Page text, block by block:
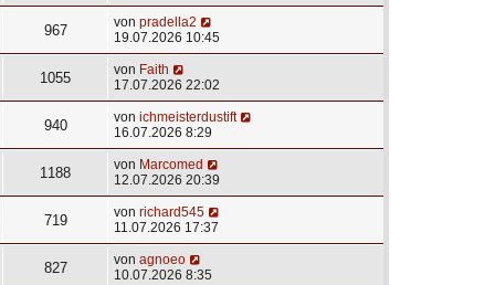
967 von pradella2
19.07.2026 10:45
1055 von Faith
17.07.2026 22:02
940 von ichmeisterdustift
16.07.2026 8:29
1188 von Marcomed
12.07.2026 20:39
719 von richard545
11.07.2026 17:37
827 von agnoeo
10.07.2026 8:35